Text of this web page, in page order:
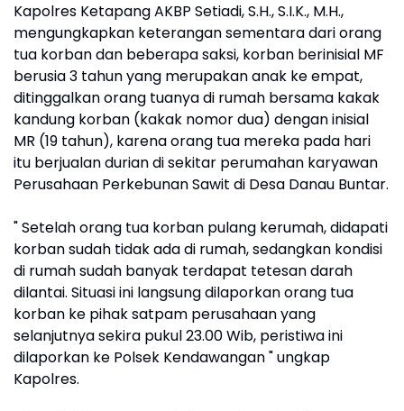
Kapolres Ketapang AKBP Setiadi, S.H., S.I.K., M.H.,
mengungkapkan keterangan sementara dari orang
tua korban dan beberapa saksi, korban berinisial MF
berusia 3 tahun yang merupakan anak ke empat,
ditinggalkan orang tuanya di rumah bersama kakak
kandung korban (kakak nomor dua) dengan inisial
MR (19 tahun), karena orang tua mereka pada hari
itu berjualan durian di sekitar perumahan karyawan
Perusahaan Perkebunan Sawit di Desa Danau Buntar.
" Setelah orang tua korban pulang kerumah, didapati
korban sudah tidak ada di rumah, sedangkan kondisi
di rumah sudah banyak terdapat tetesan darah
dilantai. Situasi ini langsung dilaporkan orang tua
korban ke pihak satpam perusahaan yang
selanjutnya sekira pukul 23.00 Wib, peristiwa ini
dilaporkan ke Polsek Kendawangan " ungkap
Kapolres.